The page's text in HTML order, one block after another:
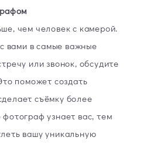
чем человек с камерой.
вами в самые важные
или звонок, обсудите
поможет создать
съёмку более
узнает вас, тем
вашу уникальную